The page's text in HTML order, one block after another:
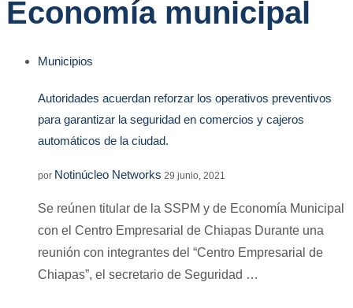
Economía municipal
Municipios
Autoridades acuerdan reforzar los operativos preventivos
para garantizar la seguridad en comercios y cajeros
automáticos de la ciudad.
por Notinúcleo Networks 29 junio, 2021
Se reúnen titular de la SSPM y de Economía Municipal
con el Centro Empresarial de Chiapas Durante una
reunión con integrantes del “Centro Empresarial de
Chiapas”, el secretario de Seguridad …